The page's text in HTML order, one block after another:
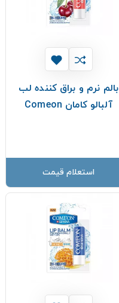
بالم نرم و براق کننده لب
آلبالو کامان Comeon
استعلام قیمت